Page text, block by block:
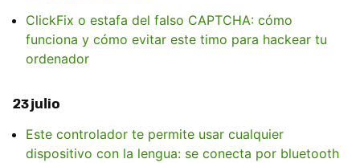
ClickFix o estafa del falso CAPTCHA: cómo
funciona y cómo evitar este timo para hackear tu
ordenador
23 julio
Este controlador te permite usar cualquier
dispositivo con la lengua: se conecta por bluetooth